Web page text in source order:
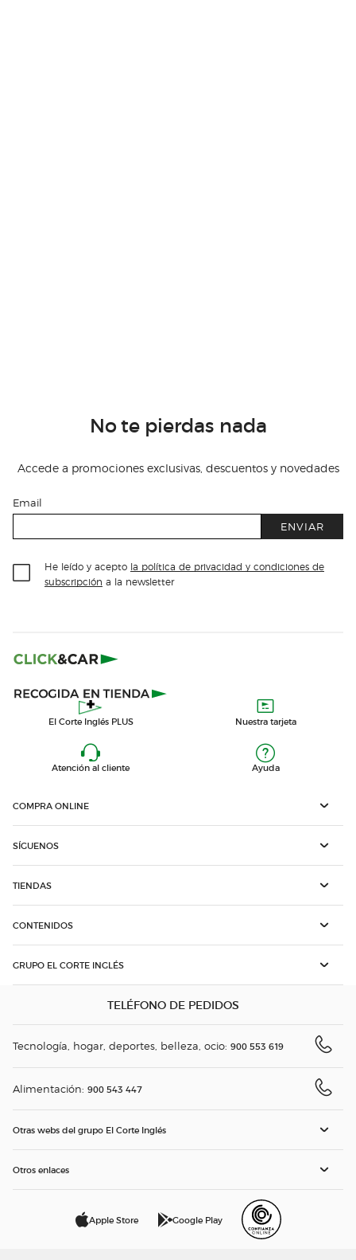
No te pierdas nada
Accede a promociones exclusivas, descuentos y novedades
Email
ENVIAR
He leído y acepto la política de privacidad y condiciones de
subscripción a la newsletter
El Corte Inglés PLUS Nuestra tarjeta
Atención al cliente Ayuda
COMPRA ONLINE
SÍGUENOS
TIENDAS
CONTENIDOS
GRUPO EL CORTE INGLÉS
TELÉFONO DE PEDIDOS
Tecnología, hogar, deportes, belleza, ocio: 900 553 619
Alimentación: 900 543 447
Otras webs del grupo El Corte Inglés
Otros enlaces
Apple Store Google Play